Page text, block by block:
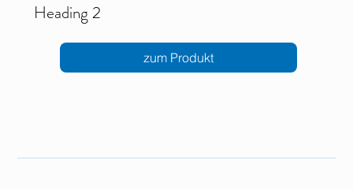
Heading 2
zum Produkt